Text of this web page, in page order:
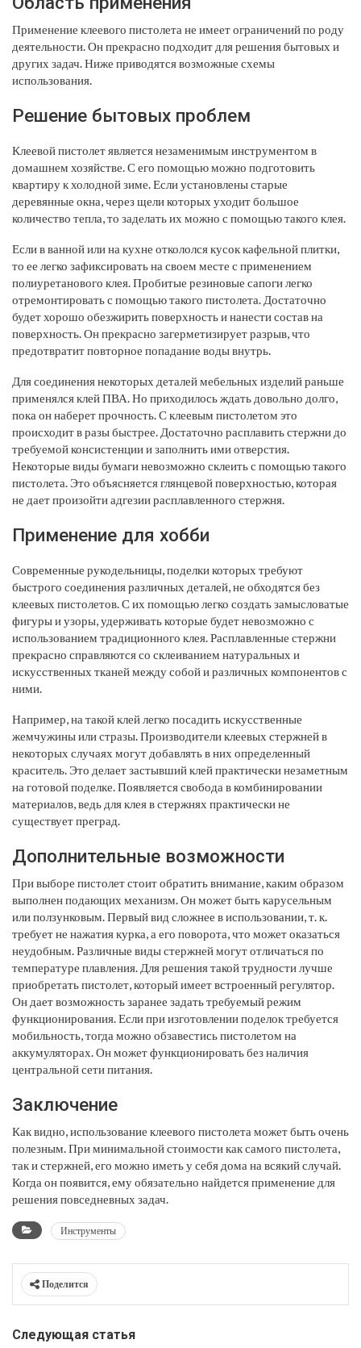
Применение клеевого пистолета не имеет ограничений по роду
деятельности. Он прекрасно подходит для решения бытовых и
других задач. Ниже приводятся возможные схемы
использования.
Решение бытовых проблем
Клеевой пистолет является незаменимым инструментом в
домашнем хозяйстве. С его помощью можно подготовить
квартиру к холодной зиме. Если установлены старые
деревянные окна, через щели которых уходит большое
количество тепла, то заделать их можно с помощью такого клея.
Если в ванной или на кухне откололся кусок кафельной плитки,
то ее легко зафиксировать на своем месте с применением
полиуретанового клея. Пробитые резиновые сапоги легко
отремонтировать с помощью такого пистолета. Достаточно
будет хорошо обезжирить поверхность и нанести состав на
поверхность. Он прекрасно загерметизирует разрыв, что
предотвратит повторное попадание воды внутрь.
Для соединения некоторых деталей мебельных изделий раньше
применялся клей ПВА. Но приходилось ждать довольно долго,
пока он наберет прочность. С клеевым пистолетом это
происходит в разы быстрее. Достаточно расплавить стержни до
требуемой консистенции и заполнить ими отверстия.
Некоторые виды бумаги невозможно склеить с помощью такого
пистолета. Это объясняется глянцевой поверхностью, которая
не дает произойти адгезии расплавленного стержня.
Применение для хобби
Современные рукодельницы, поделки которых требуют
быстрого соединения различных деталей, не обходятся без
клеевых пистолетов. С их помощью легко создать замысловатые
фигуры и узоры, удерживать которые будет невозможно с
использованием традиционного клея. Расплавленные стержни
прекрасно справляются со склеиванием натуральных и
искусственных тканей между собой и различных компонентов с
ними.
Например, на такой клей легко посадить искусственные
жемчужины или стразы. Производители клеевых стержней в
некоторых случаях могут добавлять в них определенный
краситель. Это делает застывший клей практически незаметным
на готовой поделке. Появляется свобода в комбинировании
материалов, ведь для клея в стержнях практически не
существует преград.
Дополнительные возможности
При выборе пистолет стоит обратить внимание, каким образом
выполнен подающих механизм. Он может быть карусельным
или ползунковым. Первый вид сложнее в использовании, т. к.
требует не нажатия курка, а его поворота, что может оказаться
неудобным. Различные виды стержней могут отличаться по
температуре плавления. Для решения такой трудности лучше
приобретать пистолет, который имеет встроенный регулятор.
Он дает возможность заранее задать требуемый режим
функционирования. Если при изготовлении поделок требуется
мобильность, тогда можно обзавестись пистолетом на
аккумуляторах. Он может функционировать без наличия
центральной сети питания.
Заключение
Как видно, использование клеевого пистолета может быть очень
полезным. При минимальной стоимости как самого пистолета,
так и стержней, его можно иметь у себя дома на всякий случай.
Когда он появится, ему обязательно найдется применение для
решения повседневных задач.
Инструменты
Поделится
Следующая статья